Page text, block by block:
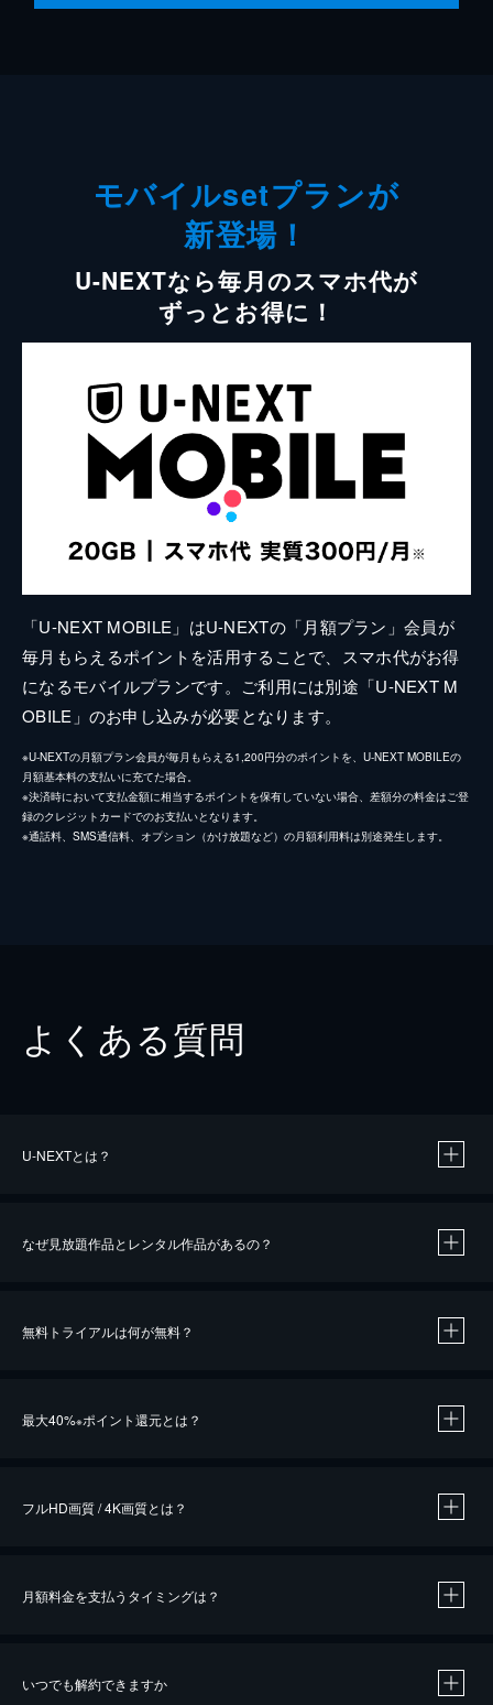
モバイルsetプランが
新登場！
U-NEXTなら毎月のスマホ代が
ずっとお得に！
「U-NEXT MOBILE」はU-NEXTの「月額プラン」会員が
毎月もらえるポイントを活用することで、スマホ代がお得
になるモバイルプランです。ご利用には別途「U-NEXT M
OBILE」のお申し込みが必要となります。
※U-NEXTの月額プラン会員が毎月もらえる1,200円分のポイントを、U-NEXT MOBILEの
月額基本料の支払いに充てた場合。
※決済時において支払金額に相当するポイントを保有していない場合、差額分の料金はご登
録のクレジットカードでのお支払いとなります。
※通話料、SMS通信料、オプション（かけ放題など）の月額利用料は別途発生します。
よくある質問
U-NEXTとは？
なぜ見放題作品とレンタル作品があるの？
無料トライアルは何が無料？
最大40%※ポイント還元とは？
※40％ポイント還元の対象は、クレジットカード決済による作品の購入 / レンタルです。
フルHD画質 / 4K画質とは？
月額料金を支払うタイミングは？
いつでも解約できますか